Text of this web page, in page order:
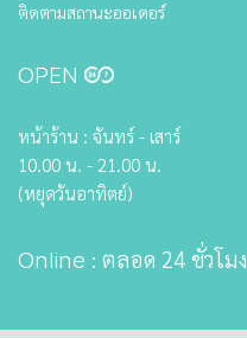
ติดตามสถานะออเดอร์
OPEN
หน้าร้าน : จันทร์ - เสาร์
10.00 น. - 21.00 น.
(หยุดวันอาทิตย์)
Online : ตลอด 24 ชั่วโมง